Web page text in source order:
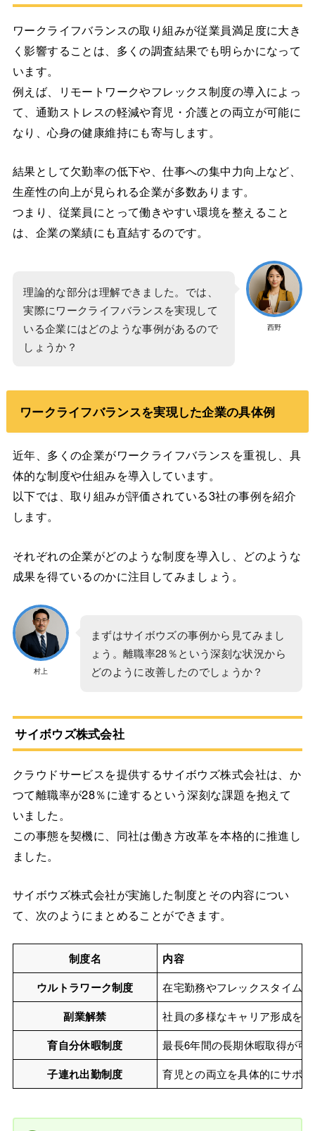
ワークライフバランスの取り組みが従業員満足度に大き
く影響することは、多くの調査結果でも明らかになって
います。
例えば、リモートワークやフレックス制度の導入によっ
て、通勤ストレスの軽減や育児・介護との両立が可能に
なり、心身の健康維持にも寄与します。
結果として欠勤率の低下や、仕事への集中力向上など、
生産性の向上が見られる企業が多数あります。
つまり、従業員にとって働きやすい環境を整えること
は、企業の業績にも直結するのです。
西野
理論的な部分は理解できました。では、
実際にワークライフバランスを実現して
いる企業にはどのような事例があるので
しょうか？
ワークライフバランスを実現した企業の具体例
近年、多くの企業がワークライフバランスを重視し、具
体的な制度や仕組みを導入しています。
以下では、取り組みが評価されている3社の事例を紹介
します。
それぞれの企業がどのような制度を導入し、どのような
成果を得ているのかに注目してみましょう。
村上
まずはサイボウズの事例から見てみまし
ょう。離職率28％という深刻な状況から
どのように改善したのでしょうか？
サイボウズ株式会社
クラウドサービスを提供するサイボウズ株式会社は、か
つて離職率が28％に達するという深刻な課題を抱えて
いました。
この事態を契機に、同社は働き方改革を本格的に推進し
ました。
サイボウズ株式会社が実施した制度とその内容につい
て、次のようにまとめることができます。
制度名
内容
ウルトラワーク制度
在宅勤務やフレックスタイム
副業解禁 社員の多様なキャリア形成を
育自分休暇制度 最長6年間の長期休暇取得が可
子連れ出勤制度 育児との両立を具体的にサポ